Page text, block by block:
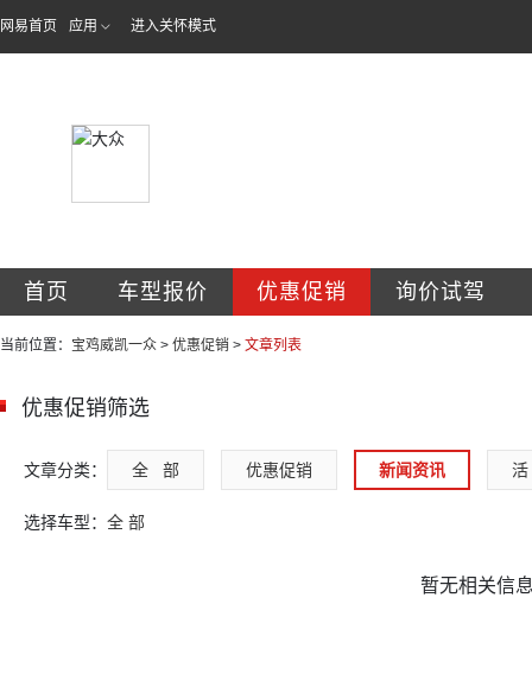
网易首页 应用 进入关怀模式
首页 车型报价 优惠促销 询价试驾
当前位置： 宝鸡威凯一众 > 优惠促销 > 文章列表
优惠促销筛选
文章分类： 全   部 优惠促销 新闻资讯 活
选择车型： 全 部
暂无相关信